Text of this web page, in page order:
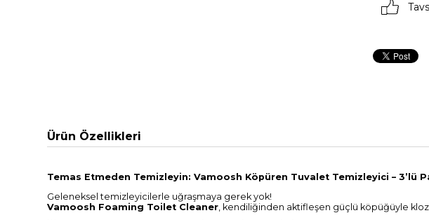
Ürün Özellikleri
Temas Etmeden Temizleyin: Vamoosh Köpüren Tuvalet Temizleyici – 3’lü
Geleneksel temizleyicilerle uğraşmaya gerek yok!
Vamoosh Foaming Toilet Cleaner , kendiliğinden aktifleşen güçlü köpüğüyle